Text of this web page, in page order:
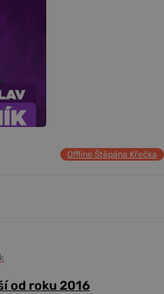
Offline Štěpána Křečka
od roku 2016